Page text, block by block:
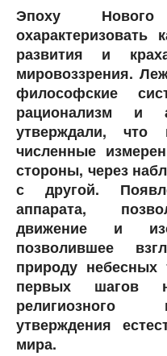
Эпоху
охарактеризовать
развития и краха
мировоззрения.
философские
рационализм и
утверждали, что
численные
стороны, через
с другой.
аппарата,
движение и
позволившее
природу небесных
первых шагов
религиозного
утверждения
мира.